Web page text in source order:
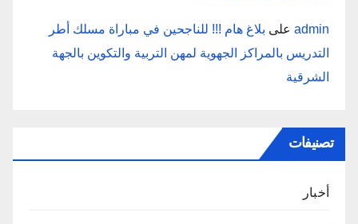
admin على بلاغ هام !!! للناجحين في مباراة مسلك أطر
التدريس بالمراكز الجهوية لمهن التربية والتكوين بالجهة
الشرقية
تصنيفات
أخبار